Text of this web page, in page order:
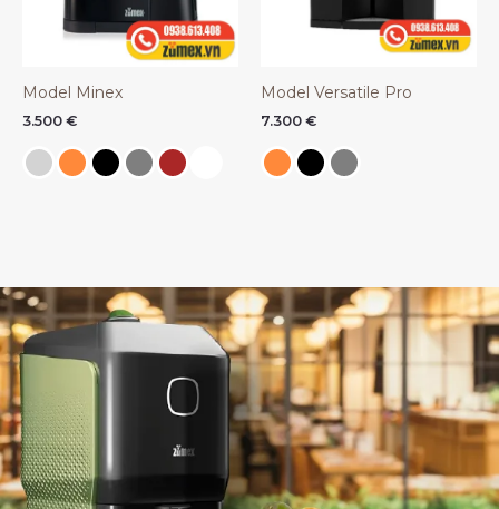
Model Minex
3.500 €
Model Versatile Pro
7.300 €